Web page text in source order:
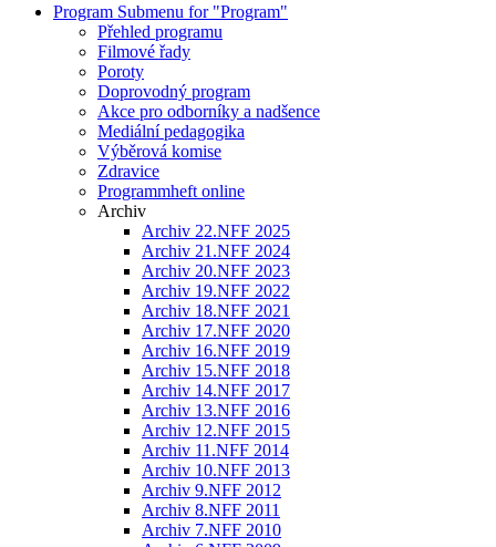
Program Submenu for "Program"
Přehled programu
Filmové řady
Poroty
Doprovodný program
Akce pro odborníky a nadšence
Mediální pedagogika
Výběrová komise
Zdravice
Programmheft online
Archiv
Archiv 22.NFF 2025
Archiv 21.NFF 2024
Archiv 20.NFF 2023
Archiv 19.NFF 2022
Archiv 18.NFF 2021
Archiv 17.NFF 2020
Archiv 16.NFF 2019
Archiv 15.NFF 2018
Archiv 14.NFF 2017
Archiv 13.NFF 2016
Archiv 12.NFF 2015
Archiv 11.NFF 2014
Archiv 10.NFF 2013
Archiv 9.NFF 2012
Archiv 8.NFF 2011
Archiv 7.NFF 2010